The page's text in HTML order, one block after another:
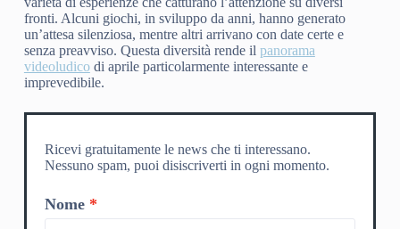
fronti. Alcuni giochi, in sviluppo da anni, hanno generato
un’attesa silenziosa, mentre altri arrivano con date certe e
senza preavviso. Questa diversità rende il panorama
videoludicodi aprile particolarmente interessante e
imprevedibile.
Ricevi gratuitamente le news che ti interessano.
Nessuno spam, puoi disiscriverti in ogni momento.
Nome